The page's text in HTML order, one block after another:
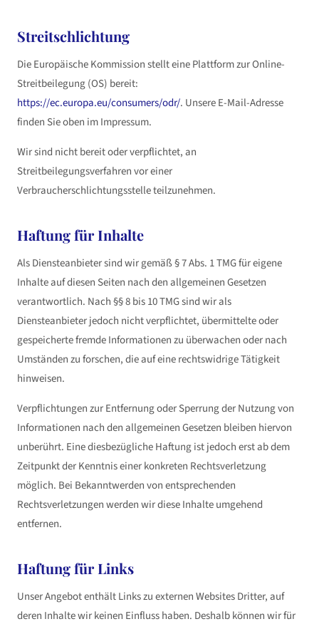
Streitschlichtung
Die Europäische Kommission stellt eine Plattform zur Online-
Streitbeilegung (OS) bereit:
https://ec.europa.eu/consumers/odr/. Unsere E-Mail-Adresse
finden Sie oben im Impressum.
Wir sind nicht bereit oder verpflichtet, an
Streitbeilegungsverfahren vor einer
Verbraucherschlichtungsstelle teilzunehmen.
Haftung für Inhalte
Als Diensteanbieter sind wir gemäß § 7 Abs. 1 TMG für eigene
Inhalte auf diesen Seiten nach den allgemeinen Gesetzen
verantwortlich. Nach §§ 8 bis 10 TMG sind wir als
Diensteanbieter jedoch nicht verpflichtet, übermittelte oder
gespeicherte fremde Informationen zu überwachen oder nach
Umständen zu forschen, die auf eine rechtswidrige Tätigkeit
hinweisen.
Verpflichtungen zur Entfernung oder Sperrung der Nutzung von
Informationen nach den allgemeinen Gesetzen bleiben hiervon
unberührt. Eine diesbezügliche Haftung ist jedoch erst ab dem
Zeitpunkt der Kenntnis einer konkreten Rechtsverletzung
möglich. Bei Bekanntwerden von entsprechenden
Rechtsverletzungen werden wir diese Inhalte umgehend
entfernen.
Haftung für Links
Unser Angebot enthält Links zu externen Websites Dritter, auf
deren Inhalte wir keinen Einfluss haben. Deshalb können wir für